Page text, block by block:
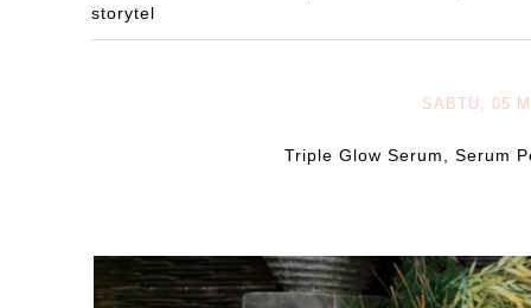
storytel
SABTU, 05
Triple Glow Serum, Serum